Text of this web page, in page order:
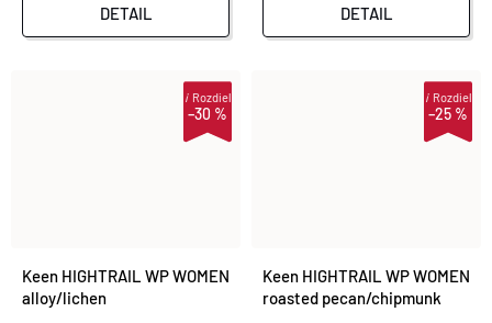
DETAIL DETAIL
–30 %
iRozdiel
Keen HIGHTRAIL WP WOMEN
alloy/lichen
–25 %
iRozdiel
Keen HIGHTRAIL WP WOMEN
roasted pecan/chipmunk